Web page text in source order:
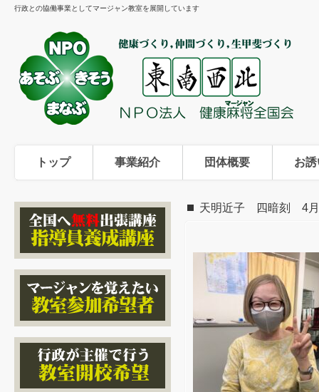
行政との協働事業としてマージャン教室を展開しています
トップ 事業紹介 団体概要 お
天明近子 四暗刻 4